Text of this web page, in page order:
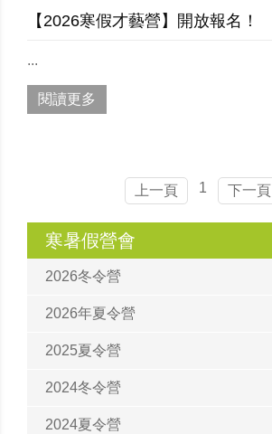
【2026寒假才藝營】開放報名！
...
閱讀更多
上一頁 1 下一頁
寒暑假營會
2026冬令營
2026年夏令營
2025夏令營
2024冬令營
2024夏令營